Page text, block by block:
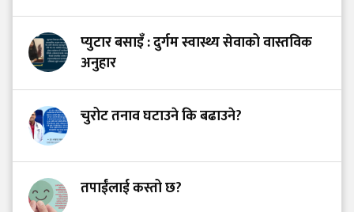
प्युटार बसाइँ : दुर्गम स्वास्थ्य सेवाको वास्तविक
अनुहार
चुरोट तनाव घटाउने कि बढाउने?
तपाईंलाई कस्तो छ?